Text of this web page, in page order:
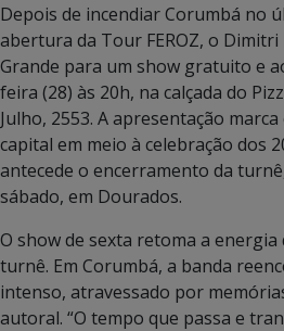
Depois de incendiar Corumbá no
abertura da Tour FEROZ, o Dimitri
Grande para um show gratuito e
feira (28) às 20h, na calçada do
Julho, 2553. A apresentação
capital em meio à celebração dos
antecede o encerramento da
sábado, em Dourados.
O show de sexta retoma a
turnê. Em Corumbá, a banda
intenso, atravessado por
autoral. “O tempo que passa e